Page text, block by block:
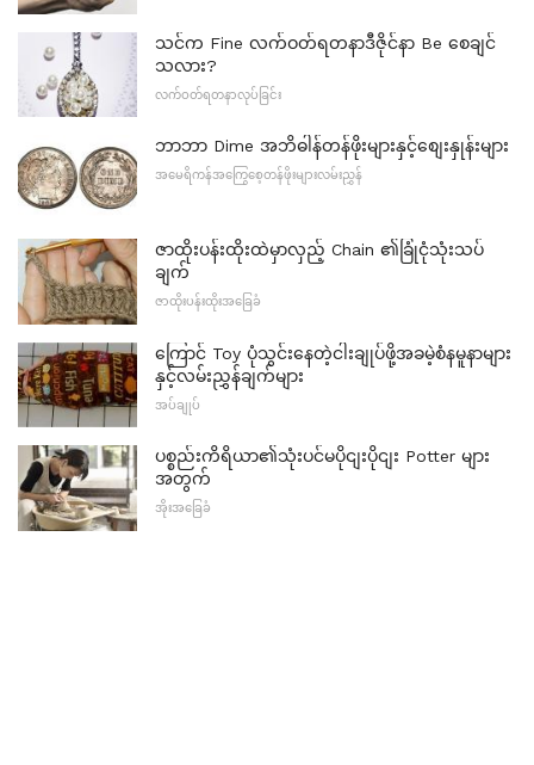
သင်က Fine လက်ဝတ်ရတနာဒီဇိုင်နာ Be စေချင်
သလား?
လက်ဝတ်ရတနာလုပ်ခြင်း
ဘာဘာ Dime အဘိဓါန်တန်ဖိုးများနှင့်စျေးနှုန်းများ
အမေရိကန်အကြွေစေ့တန်ဖိုးများလမ်းညွှန်
ဇာထိုးပန်းထိုးထဲမှာလှည့် Chain ၏ခြုံငုံသုံးသပ်
ချက်
ဇာထိုးပန်းထိုးအခြေခံ
ကြောင် Toy ပုံသွင်းနေတဲ့ငါးချုပ်ဖို့အခမဲ့စံနမူနာများ
နှင့်လမ်းညွှန်ချက်များ
အပ်ချုပ်
ပစ္စည်းကိရိယာ၏သုံးပင်မပိုငျးပိုငျး Potter များ
အတွက်
အိုးအခြေခံ